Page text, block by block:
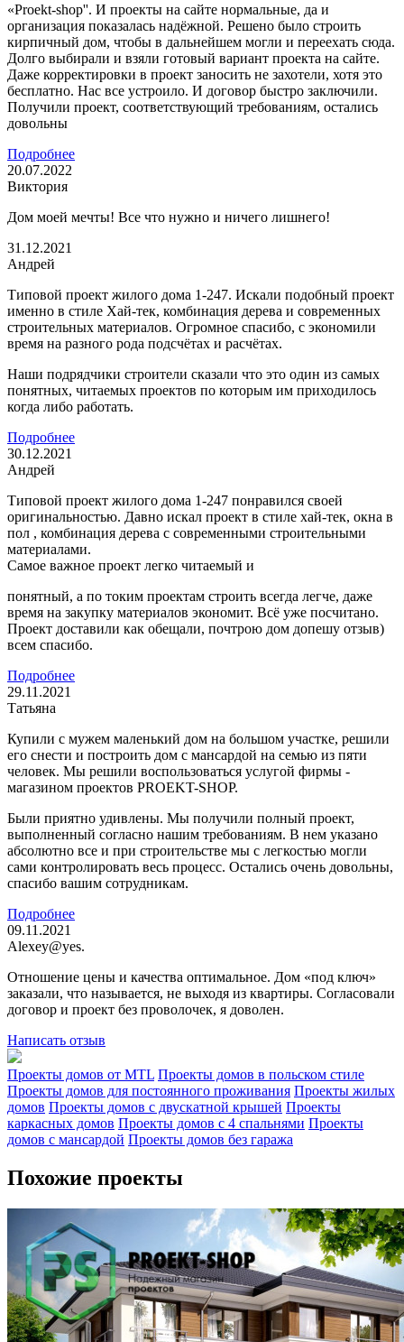
«Proekt-shop''. И проекты на сайте нормальные, да и
организация показалась надёжной. Решено было строить
кирпичный дом, чтобы в дальнейшем могли и переехать сюда.
Долго выбирали и взяли готовый вариант проекта на сайте.
Даже корректировки в проект заносить не захотели, хотя это
бесплатно. Нас все устроило. И договор быстро заключили.
Получили проект, соответствующий требованиям, остались
довольны
Подробнее
20.07.2022
Виктория
Дом моей мечты! Все что нужно и ничего лишнего!
31.12.2021
Андрей
Типовой проект жилого дома 1-247. Искали подобный проект
именно в стиле Хай-тек, комбинация дерева и современных
строительных материалов. Огромное спасибо, с экономили
время на разного рода подсчётах и расчётах.
Наши подрядчики строители сказали что это один из самых
понятных, читаемых проектов по которым им приходилось
когда либо работать.
Подробнее
30.12.2021
Андрей
Типовой проект жилого дома 1-247 понравился своей
оригинальностью. Давно искал проект в стиле хай-тек, окна в
пол , комбинация дерева с современными строительными
материалами.
Самое важное проект легко читаемый и
понятный, а по токим проектам строить всегда легче, даже
время на закупку материалов экономит. Всё уже посчитано.
Проект доставили как обещали, почтрою дом допешу отзыв)
всем спасибо.
Подробнее
29.11.2021
Татьяна
Купили с мужем маленький дом на большом участке, решили
его снести и построить дом с мансардой на семью из пяти
человек. Мы решили воспользоваться услугой фирмы -
магазином проектов PROEKT-SHOP.
Были приятно удивлены. Мы получили полный проект,
выполненный согласно нашим требованиям. В нем указано
абсолютно все и при строительстве мы с легкостью могли
сами контролировать весь процесс. Остались очень довольны,
спасибо вашим сотрудникам.
Подробнее
09.11.2021
Alexey@yes.
Отношение цены и качества оптимальное. Дом «под ключ»
заказали, что называется, не выходя из квартиры. Согласовали
договор и проект без проволочек, я доволен.
Написать отзыв
Проекты домов от MTL Проекты домов в польском стиле
Проекты домов для постоянного проживания Проекты жилых
домов Проекты домов с двускатной крышей Проекты
каркасных домов Проекты домов с 4 спальнями Проекты
домов с мансардой Проекты домов без гаража
Похожие проекты